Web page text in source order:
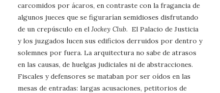
carcomidos por ácaros, en contraste con la fragancia de
algunos jueces que se figurarían semidioses disfrutando
de un crepúsculo en el Jockey Club. El Palacio de Justicia
y los juzgados lucen sus edificios derruidos por dentro y
solemnes por fuera. La arquitectura no sabe de atrasos
en las causas, de huelgas judiciales ni de abstracciones.
Fiscales y defensores se mataban por ser oídos en las
mesas de entradas: largas acusaciones, petitorios de